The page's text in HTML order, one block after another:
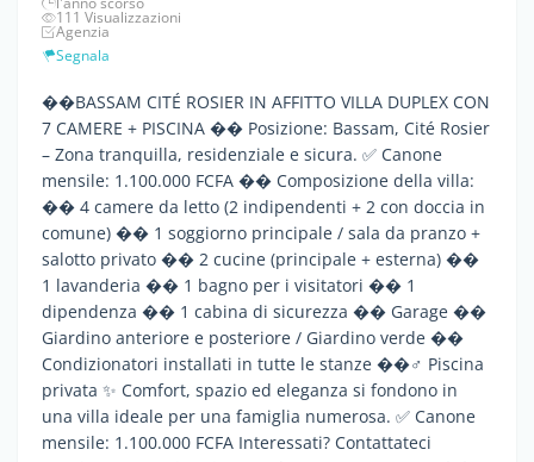
111 Visualizzazioni
Agenzia
Segnala
��BASSAM CITÉ ROSIER IN AFFITTO VILLA DUPLEX CON
7 CAMERE + PISCINA �� Posizione: Bassam, Cité Rosier
– Zona tranquilla, residenziale e sicura. ✅ Canone
mensile: 1.100.000 FCFA �� Composizione della villa:
��️ 4 camere da letto (2 indipendenti + 2 con doccia in
comune) ��️ 1 soggiorno principale / sala da pranzo +
salotto privato ��️ 2 cucine (principale + esterna) ��
1 lavanderia �� 1 bagno per i visitatori �� 1
dipendenza ��️ 1 cabina di sicurezza �� Garage ��
Giardino anteriore e posteriore / Giardino verde ��
Condizionatori installati in tutte le stanze ��‍♂️ Piscina
privata ✨ Comfort, spazio ed eleganza si fondono in
una villa ideale per una famiglia numerosa. ✅ Canone
mensile: 1.100.000 FCFA Interessati? Contattateci